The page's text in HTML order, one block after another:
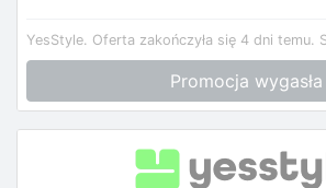
YesStyle. Oferta zakończyła się 4 dni temu.
Promocja wygasła